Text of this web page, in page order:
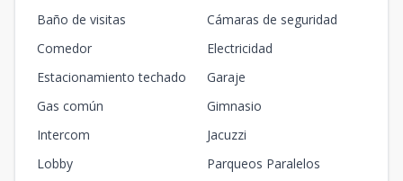
Baño de visitas
Cámaras de seguridad
Comedor
Electricidad
Estacionamiento techado
Garaje
Gas común
Gimnasio
Intercom
Jacuzzi
Lobby
Parqueos Paralelos